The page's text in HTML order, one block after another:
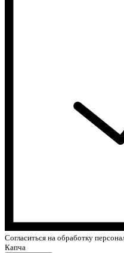
Cогласиться на обработку
Капча